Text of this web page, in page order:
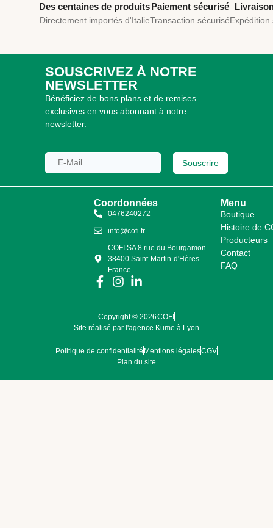
Des centaines de produits
Directement importés d'Italie
Paiement sécurisé
Transaction sécuriséExpédition
SOUSCRIVEZ À NOTRE
NEWSLETTER
Bénéficiez de bons plans et de remises
exclusives en vous abonnant à notre
newsletter.
Souscrire
Coordonnées
0476240272
info@cofi.fr
COFI SA 8 rue du Bourgamon
38400 Saint-Martin-d'Hères
France
Menu
Boutique
Histoire de
Producteurs
Contact
FAQ
Copyright © 2026COFI
Site réalisé par l'agence Küme à Lyon
Politique de confidentialité Mentions légalesCGV
Plan du site